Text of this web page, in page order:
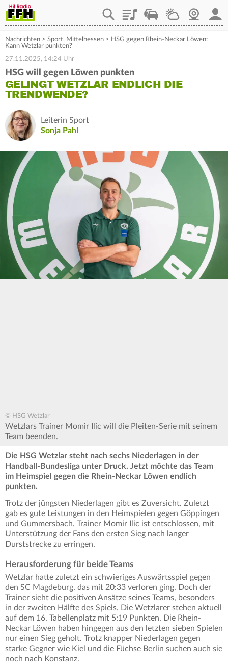
PlaylistStaupilotWetterWebcam
Nachrichten > Sport, Mittelhessen > HSG gegen Rhein-Neckar Löwen:
Kann Wetzlar punkten?
27.11.2025, 14:24 Uhr
HSG will gegen Löwen punkten
GELINGT WETZLAR ENDLICH DIE
TRENDWENDE?
Leiterin Sport
Sonja Pahl
© HSG Wetzlar
Wetzlars Trainer Momir Ilic will die Pleiten-Serie mit seinem
Team beenden.
Die HSG Wetzlar steht nach sechs Niederlagen in der
Handball-Bundesliga unter Druck. Jetzt möchte das Team
im Heimspiel gegen die Rhein-Neckar Löwen endlich
punkten.
Trotz der jüngsten Niederlagen gibt es Zuversicht. Zuletzt
gab es gute Leistungen in den Heimspielen gegen Göppingen
und Gummersbach. Trainer Momir Ilic ist entschlossen, mit
Unterstützung der Fans den ersten Sieg nach langer
Durststrecke zu erringen.
Herausforderung für beide Teams
Wetzlar hatte zuletzt ein schwieriges Auswärtsspiel gegen
den SC Magdeburg, das mit 20:33 verloren ging. Doch der
Trainer sieht die positiven Ansätze seines Teams, besonders
in der zweiten Hälfte des Spiels. Die Wetzlarer stehen aktuell
auf dem 16. Tabellenplatz mit 5:19 Punkten. Die Rhein-
Neckar Löwen haben hingegen aus den letzten sieben Spielen
nur einen Sieg geholt. Trotz knapper Niederlagen gegen
starke Gegner wie Kiel und die Füchse Berlin suchen auch sie
noch nach Konstanz.